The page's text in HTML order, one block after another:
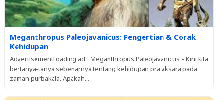
Meganthropus Paleojavanicus: Pengertian & Corak
Kehidupan
AdvertisementLoading ad…Meganthropus Paleojavanicus – Kini kita
bertanya-tanya sebenarnya tentang kehidupan pra aksara pada
zaman purbakala. Apakah...